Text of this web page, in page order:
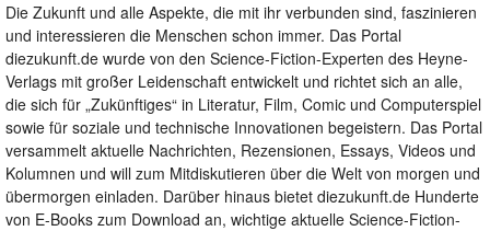
Die Zukunft und alle Aspekte, die mit ihr verbunden sind, faszinieren
und interessieren die Menschen schon immer. Das Portal
diezukunft.de wurde von den Science-Fiction-Experten des Heyne-
Verlags mit großer Leidenschaft entwickelt und richtet sich an alle,
die sich für „Zukünftiges“ in Literatur, Film, Comic und Computerspiel
sowie für soziale und technische Innovationen begeistern. Das Portal
versammelt aktuelle Nachrichten, Rezensionen, Essays, Videos und
Kolumnen und will zum Mitdiskutieren über die Welt von morgen und
übermorgen einladen. Darüber hinaus bietet diezukunft.de Hunderte
von E-Books zum Download an, wichtige aktuelle Science-Fiction-